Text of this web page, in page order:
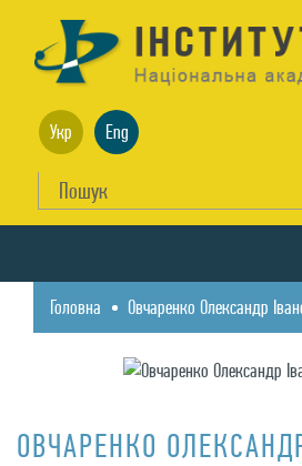
Укр Eng
Головна Овчаренко Олександр
ОВЧАРЕНКО